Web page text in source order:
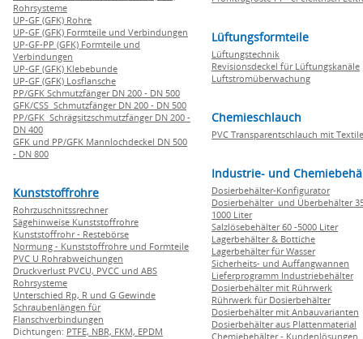
Rohrsysteme
UP-GF (GFK) Rohre
UP-GF (GFK) Formteile und Verbindungen
UP-GF-PP (GFK) Formteile und
Verbindungen
UP-GF (GFK) Klebebunde
UP-GF (GFK) Losflansche
PP/GFK Schmutzfänger DN 200 - DN 500
GFK/CSS Schmutzfänger DN 200 - DN 500
PP/GFK Schrägsitzschmutzfänger DN 200 -
DN 400
GFK und PP/GFK Mannlochdeckel DN 500
- DN 800
Kunststoffrohre
Rohrzuschnitssrechner
Sägehinweise Kunststoffrohre
Kunststoffrohr - Restebörse
Normung - Kunststoffrohre und Formteile
PVC U Rohrabweichungen
Druckverlust PVCU, PVCC und ABS
Rohrsysteme
Unterschied Rp, R und G Gewinde
Schraubenlängen für
Flanschverbindungen
Dichtungen: PTFE, NBR, FKM, EPDM
Lüftungsformteile
Lüftungstechnik
Revisionsdeckel für Lüftungskanäle
Luftstromüberwachung
Chemieschlauch
PVC Transparentschlauch mit
Industrie- und
Dosierbehälter-Konfigurator
Dosierbehälter und Überbehälter
1000 Liter
Salzlösebehälter 60 -5000 Liter
Lagerbehälter & Bottiche
Lagerbehälter für Wasser
Sicherheits- und Auffangwannen
Lieferprogramm Industriebehälter
Dosierbehälter mit Rührwerk
Rührwerk für Dosierbehälter
Dosierbehälter mit Anbauvarianten
Dosierbehälter aus Plattenmaterial
Chemiebehälter - Kundenlösungen